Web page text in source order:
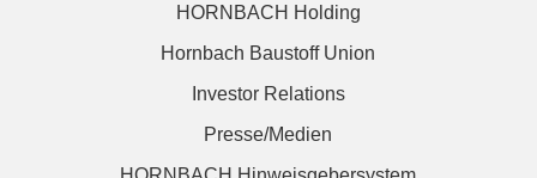
HORNBACH Holding
Hornbach Baustoff Union
Investor Relations
Presse/Medien